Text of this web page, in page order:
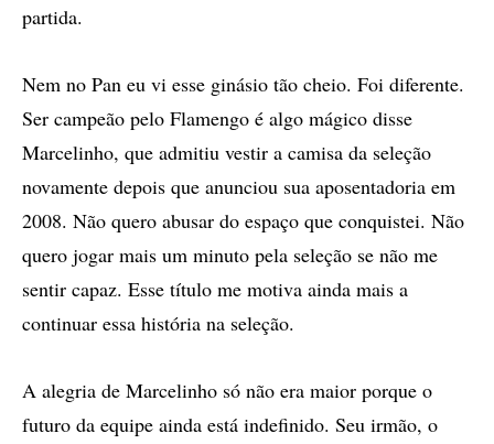
partida.
Nem no Pan eu vi esse ginásio tão cheio. Foi diferente.
Ser campeão pelo Flamengo é algo mágico disse
Marcelinho, que admitiu vestir a camisa da seleção
novamente depois que anunciou sua aposentadoria em
2008. Não quero abusar do espaço que conquistei. Não
quero jogar mais um minuto pela seleção se não me
sentir capaz. Esse título me motiva ainda mais a
continuar essa história na seleção.
A alegria de Marcelinho só não era maior porque o
futuro da equipe ainda está indefinido. Seu irmão, o